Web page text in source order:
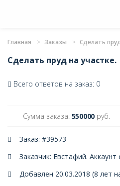
Главная Заказы Сделать
Сделать пруд на участке.
Всего ответов на заказ: 0
Сумма заказа: 550000 руб.
Заказ: #39573
Заказчик: Евстафий. Аккаунт
Добавлен 20.03.2018 (8 лет